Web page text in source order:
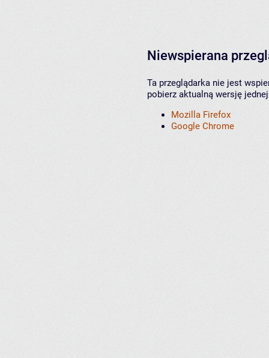
Niewspierana
Ta przeglądarka nie jest
pobierz aktualną wersję
Mozilla Firefox
Google Chrome